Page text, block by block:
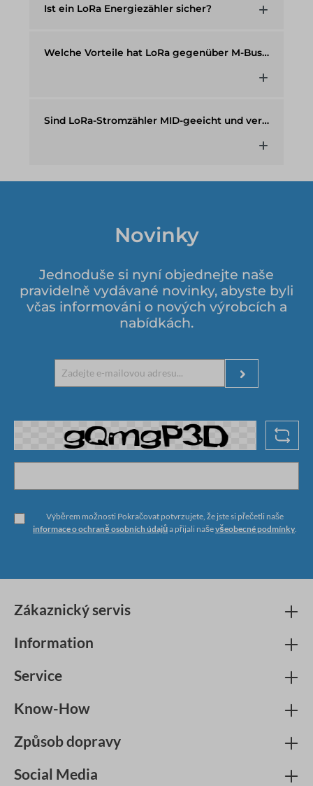
Ist ein LoRa Energiezähler sicher?
Welche Vorteile hat LoRa gegenüber M-Bus oder TCP/IP?
Sind LoRa-Stromzähler MID-geeicht und verrechenbar?
Novinky
Jednoduše si nyní objednejte naše
pravidelně vydávané novinky, abyste byli
včas informováni o nových výrobcích a
nabídkách.
Výběrem možnosti Pokračovat potvrzujete, že jste si přečetli naše
informace o ochraně osobních údajůa přijali naševšeobecné podmínky.
Zákaznický servis
Information
Service
Know-How
Způsob dopravy
Social Media